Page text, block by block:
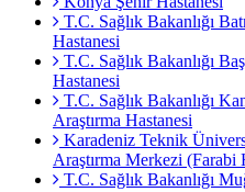
T.C. Sağlık Bakanlığı
Hastanesi
T.C. Sağlık Bakanlığı
Hastanesi
T.C. Sağlık Bakanlığı
Araştırma Hastanesi
Karadeniz Teknik
Araştırma Merkezi (Farabi
T.C. Sağlık Bakanlığı